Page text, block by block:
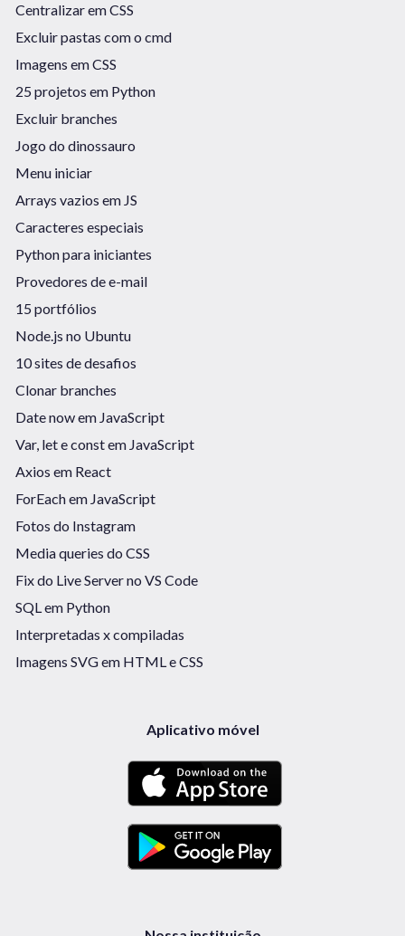
Centralizar em CSS
Excluir pastas com o cmd
Imagens em CSS
25 projetos em Python
Excluir branches
Jogo do dinossauro
Menu iniciar
Arrays vazios em JS
Caracteres especiais
Python para iniciantes
Provedores de e-mail
15 portfólios
Node.js no Ubuntu
10 sites de desafios
Clonar branches
Date now em JavaScript
Var, let e const em JavaScript
Axios em React
ForEach em JavaScript
Fotos do Instagram
Media queries do CSS
Fix do Live Server no VS Code
SQL em Python
Interpretadas x compiladas
Imagens SVG em HTML e CSS
Aplicativo móvel